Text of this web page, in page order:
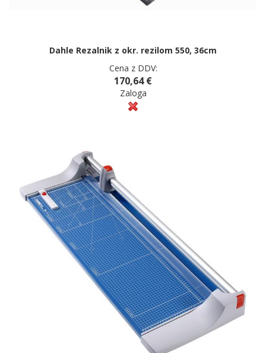
Dahle Rezalnik z okr. rezilom 550, 36cm
Cena z DDV:
170,64 €
Zaloga